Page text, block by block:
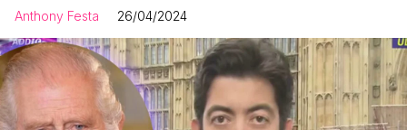
Anthony Festa 26/04/2024